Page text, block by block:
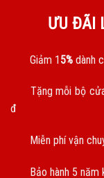
ƯU ĐÃI
Giảm 15% dành
Tặng mỗi bộ
đ
Miễn phí vận
Bảo hành 5 năm